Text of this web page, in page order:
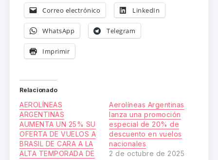
Correo electrónico LinkedIn
WhatsApp Telegram
Imprimir
Relacionado
AEROLÍNEAS
ARGENTINAS
AUMENTA UN 25% SU
OFERTA DE VUELOS A
BRASIL DE CARA A LA
ALTA TEMPORADA DE
Aerolíneas Argentinas
lanza una promoción
especial de 20% de
descuento en vuelos
nacionales
2 de octubre de 2025